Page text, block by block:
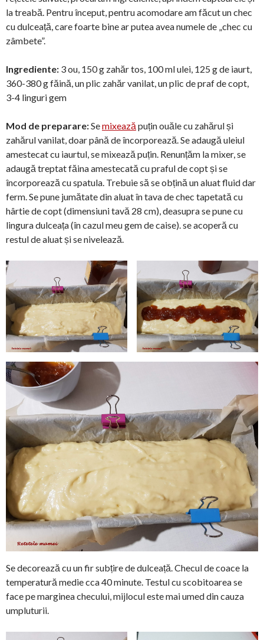
la treabă. Pentru început, pentru acomodare am făcut un chec
cu dulceață, care foarte bine ar putea avea numele de „chec cu
zâmbete”.
Ingrediente: 3 ou, 150 g zahăr tos, 100 ml ulei, 125 g de iaurt,
360-380 g făină, un plic zahăr vanilat, un plic de praf de copt,
3-4 linguri gem
Mod de preparare:Semixează puțin ouăle cu zahărul și
zahărul vanilat, doar până de încorporează. Se adaugă uleiul
amestecat cu iaurtul, se mixează puțin. Renunțăm la mixer, se
adaugă treptat făina amestecată cu praful de copt și se
încorporează cu spatula. Trebuie să se obțină un aluat fluid dar
ferm. Se pune jumătate din aluat în tava de chec tapetată cu
hârtie de copt (dimensiuni tavă 28 cm), deasupra se pune cu
lingura dulceața (în cazul meu gem de caise). se acoperă cu
restul de aluat și se nivelează.
Se decorează cu un fir subțire de dulceață. Checul de coace la
temperatură medie cca 40 minute. Testul cu scobitoarea se
face pe marginea checului, mijlocul este mai umed din cauza
umpluturii.